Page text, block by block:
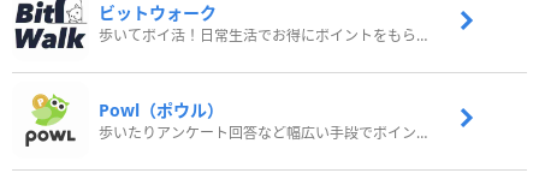
ビットウォーク
歩いてポイ活！日常生活でお得にポイントをもらおう
Powl（ポウル）
歩いたりアンケート回答など幅広い手段でポイントをゲット